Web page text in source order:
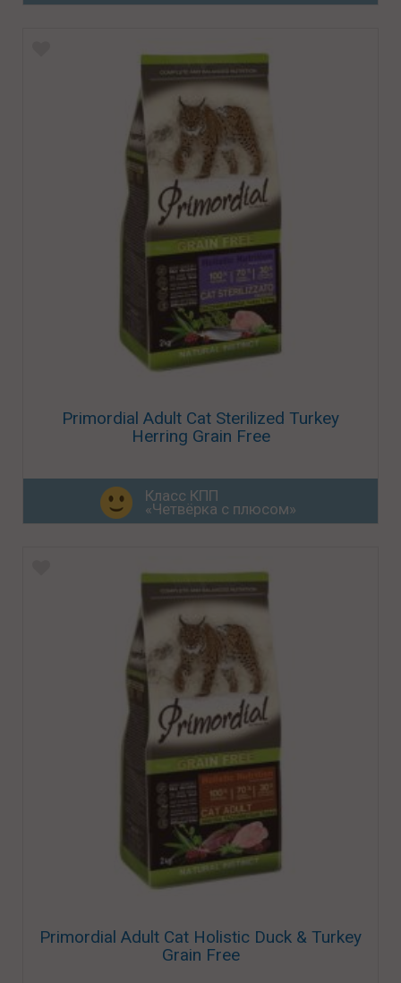
Primordial Adult Cat Sterilized Turkey
Herring Grain Free
Класс КПП
«Четвёрка с плюсом»
Primordial Adult Cat Holistic Duck & Turkey
Grain Free